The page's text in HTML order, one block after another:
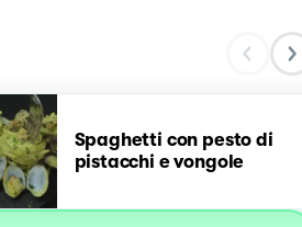
Spaghetti con pesto di
pistacchi e vongole